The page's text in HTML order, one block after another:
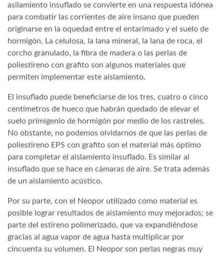
asilamiento insuflado se convierte en una respuesta idónea
para combatir las corrientes de aire insano que pueden
originarse en la oquedad entre el entarimado y el suelo de
hormigón. La celulosa, la lana mineral, la lana de roca, el
corcho granulado, la fibra de madera o las perlas de
poliestireno con grafito son algunos materiales que
permiten implementar este aislamiento.
El insuflado puede beneficiarse de los tres, cuatro o cinco
centímetros de hueco que habrán quedado de elevar el
suelo primigenio de hormigón por medio de los rastreles.
No obstante, no podemos olvidarnos de que las perlas de
poliestireno EPS con grafito son el material más óptimo
para completar el aislamiento insuflado. Es similar al
insuflado que se hace en cámaras de aire. Se trata además
de un aislamiento acústico.
Por su parte, con el Neopor utilizado como material es
posible lograr resultados de aislamiento muy mejorados; se
parte del estireno polimerizado, que va expandiéndose
gracias al agua vapor de agua hasta multiplicar por
cincuenta su volumen. El Neopor son perlas negras muy